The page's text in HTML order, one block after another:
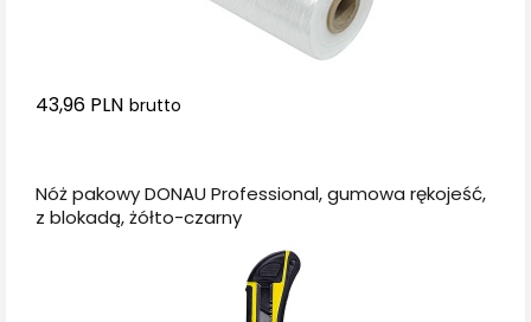
43,96 PLN brutto
Nóż pakowy DONAU Professional, gumowa rękojeść,
z blokadą, żółto-czarny